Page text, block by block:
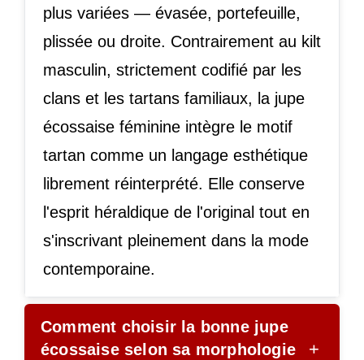
plus variées — évasée, portefeuille,
plissée ou droite. Contrairement au kilt
masculin, strictement codifié par les
clans et les tartans familiaux, la jupe
écossaise féminine intègre le motif
tartan comme un langage esthétique
librement réinterprété. Elle conserve
l'esprit héraldique de l'original tout en
s'inscrivant pleinement dans la mode
contemporaine.
Comment choisir la bonne jupe
écossaise selon sa morphologie
+